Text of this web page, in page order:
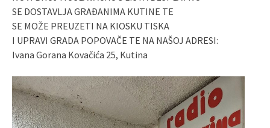
SE DOSTAVLJA GRAĐANIMA KUTINE TE
SE MOŽE PREUZETI NA KIOSKU TISKA
I UPRAVI GRADA POPOVAČE TE NA NAŠOJ ADRESI:
Ivana Gorana Kovačića 25, Kutina